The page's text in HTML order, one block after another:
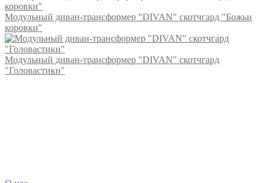
Модульный диван-трансформер "DIVAN" скотчгард "Божьи
коровки"
Модульный диван-трансформер "DIVAN" скотчгард
"Головастики"